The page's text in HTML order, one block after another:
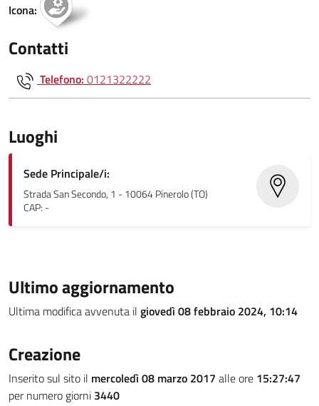
Icona:
Contatti
Telefono: 0121322222
Luoghi
Sede Principale/i:
Strada San Secondo, 1 - 10064 Pinerolo (TO)
CAP: -
Ultimo aggiornamento
Ultima modifica avvenuta il giovedì 08 febbraio 2024, 10:14
Creazione
Inserito sul sito il mercoledì 08 marzo 2017 alle ore 15:27:47
per numero giorni 3440